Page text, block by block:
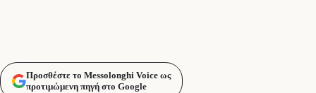
Προσθέστε το Messolonghi Voice ως
προτιμώμενη πηγή στο Google